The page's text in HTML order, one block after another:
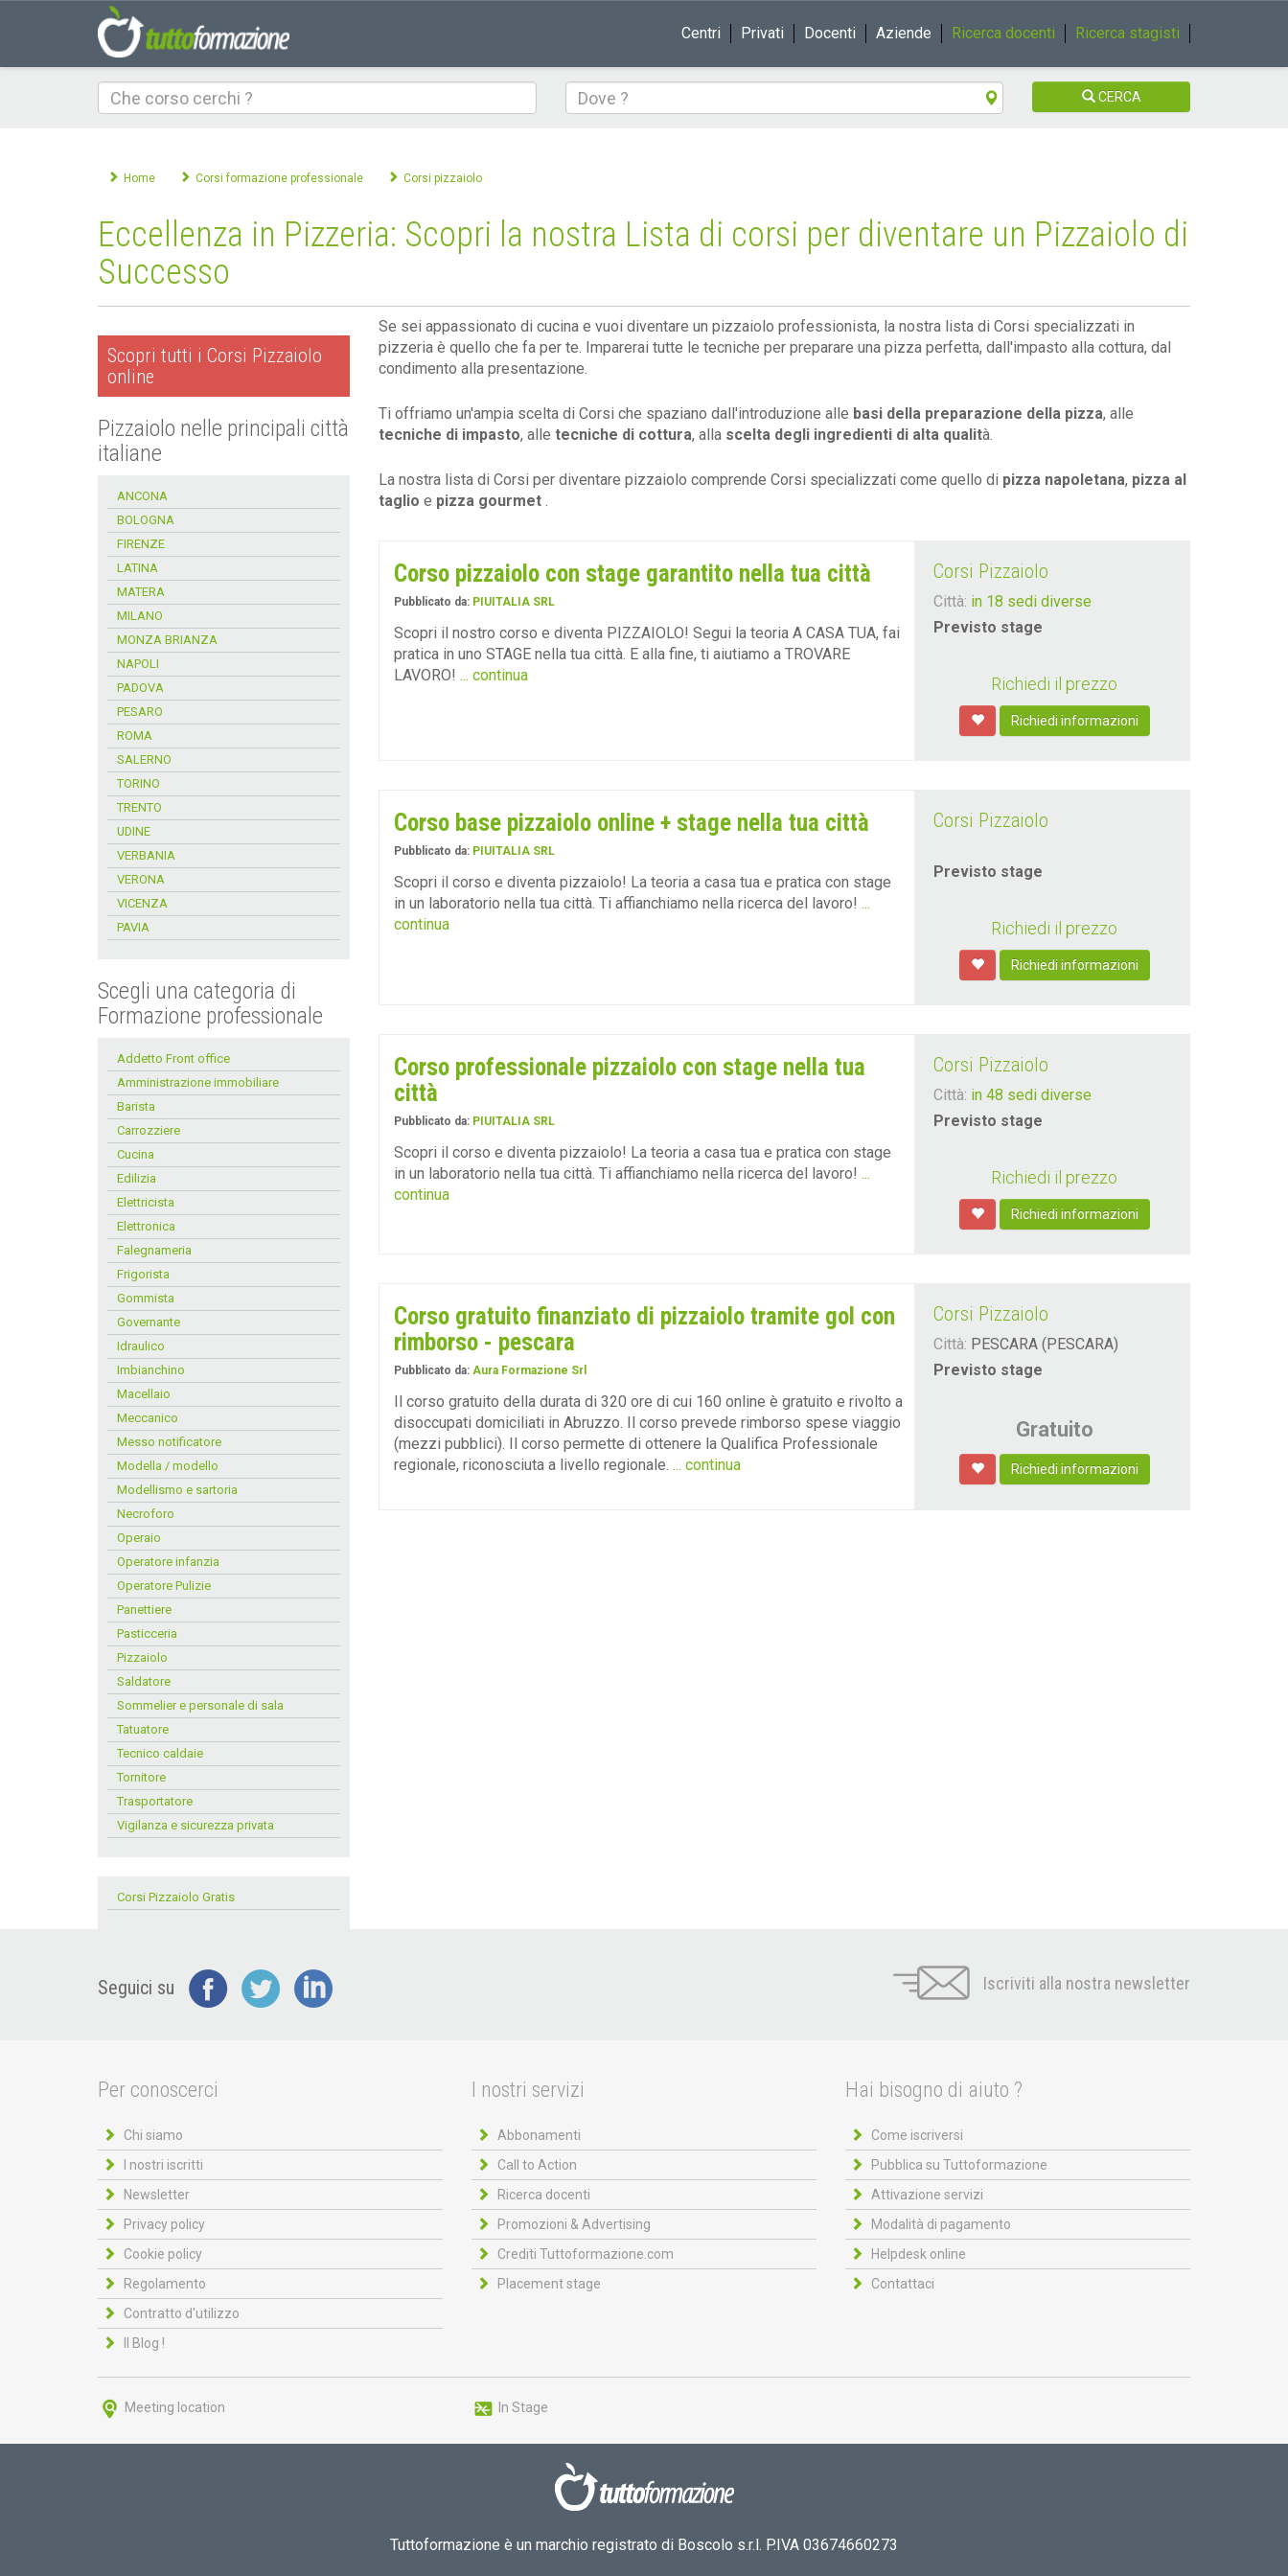
Centri Privati Docenti Aziende Ricerca docenti Ricerca stagisti
Che
corso
Dove CERCA
Home Corsi formazione professionale Corsi pizzaiolo
Eccellenza in Pizzeria: Scopri la nostra Lista di corsi per diventare un Pizzaiolo di
Successo
Scopri tutti i Corsi Pizzaiolo
online
Pizzaiolo nelle principali città
italiane
ANCONA
BOLOGNA
FIRENZE
LATINA
MATERA
MILANO
MONZA BRIANZA
NAPOLI
PADOVA
PESARO
ROMA
SALERNO
TORINO
TRENTO
UDINE
VERBANIA
VERONA
VICENZA
PAVIA
Scegli una categoria di
Formazione professionale
Addetto Front office
Amministrazione immobiliare
Barista
Carrozziere
Cucina
Edilizia
Elettricista
Elettronica
Falegnameria
Frigorista
Gommista
Governante
Idraulico
Imbianchino
Macellaio
Meccanico
Messo notificatore
Modella / modello
Modellismo e sartoria
Necroforo
Operaio
Operatore infanzia
Operatore Pulizie
Panettiere
Pasticceria
Pizzaiolo
Saldatore
Sommelier e personale di sala
Tatuatore
Tecnico caldaie
Tornitore
Trasportatore
Vigilanza e sicurezza privata
Corsi Pizzaiolo Gratis
Se sei appassionato di cucina e vuoi diventare un pizzaiolo professionista, la nostra lista di Corsi specializzati in
pizzeria è quello che fa per te. Imparerai tutte le tecniche per preparare una pizza perfetta, dall'impasto alla cottura, dal
condimento alla presentazione.
Ti offriamo un'ampia scelta di Corsi che spaziano dall'introduzione alle basi della preparazione della pizza, alle
tecniche di impasto, alle tecniche di cottura, alla scelta degli ingredienti di alta qualità.
La nostra lista di Corsi per diventare pizzaiolo comprende Corsi specializzati come quello di pizza napoletana, pizza al
taglio e pizza gourmet.
Corso pizzaiolo con stage garantito nella tua città
Pubblicato da: PIUITALIA SRL
Scopri il nostro corso e diventa PIZZAIOLO! Segui la teoria A CASA TUA, fai
pratica in uno STAGE nella tua città. E alla fine, ti aiutiamo a TROVARE
LAVORO! ... continua
Corsi Pizzaiolo
Città: in 18 sedi diverse
Previsto stage
Richiedi il prezzo
Richiedi informazioni
Corso base pizzaiolo online + stage nella tua città
Pubblicato da: PIUITALIA SRL
Scopri il corso e diventa pizzaiolo! La teoria a casa tua e pratica con stage
in un laboratorio nella tua città. Ti affianchiamo nella ricerca del lavoro! ...
continua
Corsi Pizzaiolo
Previsto stage
Richiedi il prezzo
Richiedi informazioni
Corso professionale pizzaiolo con stage nella tua
città
Pubblicato da: PIUITALIA SRL
Scopri il corso e diventa pizzaiolo! La teoria a casa tua e pratica con stage
in un laboratorio nella tua città. Ti affianchiamo nella ricerca del lavoro! ...
continua
Corsi Pizzaiolo
Città: in 48 sedi diverse
Previsto stage
Richiedi il prezzo
Richiedi informazioni
Corso gratuito finanziato di pizzaiolo tramite gol con
rimborso - pescara
Pubblicato da: Aura Formazione Srl
Il corso gratuito della durata di 320 ore di cui 160 online è gratuito e rivolto a
disoccupati domiciliati in Abruzzo. Il corso prevede rimborso spese viaggio
(mezzi pubblici). Il corso permette di ottenere la Qualifica Professionale
regionale, riconosciuta a livello regionale. ... continua
Corsi Pizzaiolo
Città: PESCARA (PESCARA)
Previsto stage
Gratuito
Richiedi informazioni
Seguici su Iscriviti alla nostra newsletter
Per conoscerci
Chi siamo
I nostri iscritti
Newsletter
Privacy policy
Cookie policy
Regolamento
Contratto d'utilizzo
Il Blog !
I nostri servizi
Abbonamenti
Call to Action
Ricerca docenti
Promozioni & Advertising
Crediti Tuttoformazione.com
Placement stage
Hai bisogno di aiuto ?
Come iscriversi
Pubblica su Tuttoformazione
Attivazione servizi
Modalità di pagamento
Helpdesk online
Contattaci
Meeting location In Stage
Tuttoformazione è un marchio registrato di Boscolo s.r.l. P.IVA 03674660273